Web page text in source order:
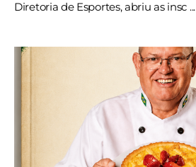
Diretoria de Esportes, abriu as insc ...